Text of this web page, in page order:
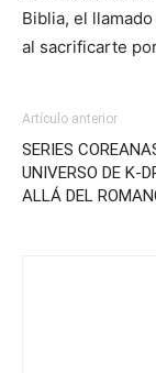
Biblia, el
al sacrificarte
Artículo anterior
SERIES
UNIVERSO DE K-
ALLÁ DEL